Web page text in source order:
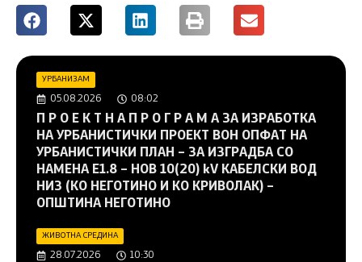
УРБАНИЗАМ
05.08.2026 08:02
П Р О Е К Т Н А П Р О Г Р А М А ЗА ИЗРАБОТКА
НА УРБАНИСТИЧКИ ПРОЕКТ ВОН ОПФАТ НА
УРБАНИСТИЧКИ ПЛАН – ЗА ИЗГРАДБА СО
НАМЕНА Е1.8 – НОВ 10(20) kV КАБЕЛСКИ ВОД
НИЗ (КО НЕГОТИНО И КО КРИВОЛАК) –
ОПШТИНА НЕГОТИНО
ЖИВОТНА СРЕДИНА
28.07.2026 10:30